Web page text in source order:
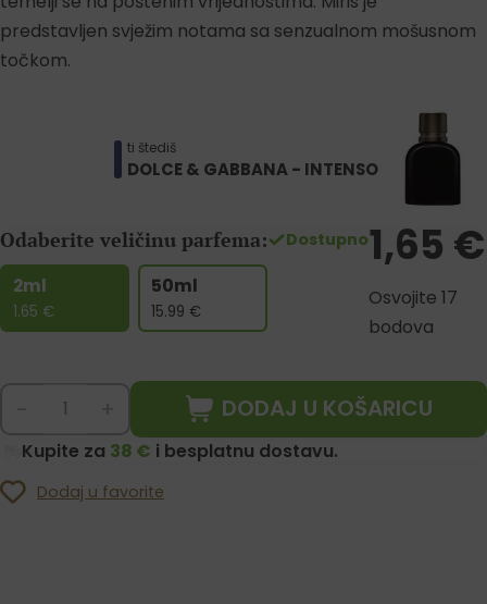
predstavljen svježim notama sa senzualnom mošusnom
točkom.
ti štediš
DOLCE & GABBANA - INTENSO
Odaberite veličinu parfema:
2ml
1.65 €
50ml
15.99 €
Dostupno1,65 €
Osvojite 17
bodova
DODAJ U KOŠARICU
Kupite za 38 € i besplatnu dostavu.
Dodaj u favorite